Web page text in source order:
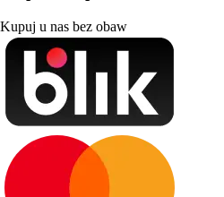
Kupuj u nas bez obaw